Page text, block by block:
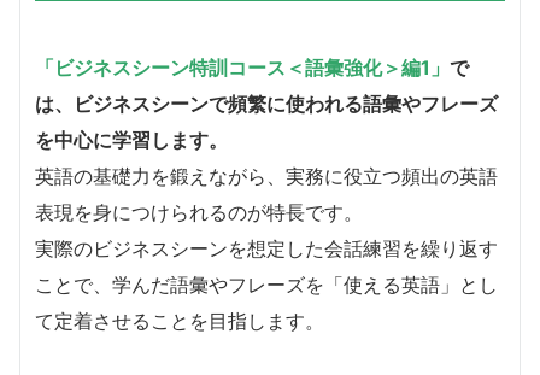
「ビジネスシーン特訓コース＜語彙強化＞編1」 で
は、ビジネスシーンで頻繁に使われる語彙やフレーズ
を中心に学習します。
英語の基礎力を鍛えながら、実務に役立つ頻出の英語
表現を身につけられるのが特長です。
実際のビジネスシーンを想定した会話練習を繰り返す
ことで、学んだ語彙やフレーズを「使える英語」とし
て定着させることを目指します。